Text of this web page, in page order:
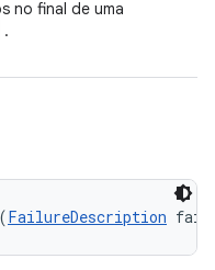
no final de uma
.
FailureDescription